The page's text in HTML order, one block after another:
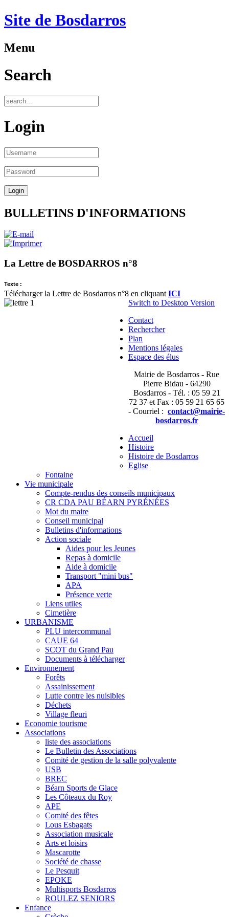
Site de Bosdarros
Menu
Search
Login
BULLETINS D'INFORMATIONS
La Lettre de BOSDARROS n°8
Texte :
Télécharger la Lettre de Bosdarros n°8 en cliquant ICI
Switch to Desktop Version
Contact
Rechercher
Plan
Mentions légales
Espace des élus
Mairie de Bosdarros - Rue
Pierre Bidau - 64290
Bosdarros - Tél. : 05 59 21
72 37 et Fax : 05 59 21 65 65
- Courriel : contact@mairie-
bosdarros.fr
Accueil
Histoire
Histoire de Bosdarros
Eglise
Fontaine
Vie municipale
Compte-rendus des conseils municipaux
CR CDA PAU BÉARN PYRÉNÉES
Mot du maire
Conseil municipal
Bulletins d'informations
Action sociale
Aides pour les Jeunes
Repas à domicile
Aide à domicile
Transport "mini bus"
APA
Présence verte
Liens utiles
Cimetière
URBANISME
PLU intercommunal
CAUE 64
SCOT du Grand Pau
Documents à télécharger
Environnement
Forêts
Assainissement
Lutte contre les nuisibles
Déchets
Village fleuri
Economie tourisme
Associations
liste des associations
Le Bulletin des Associations
Comité de gestion de la salle polyvalente
USB
BREC
Béarn Sports de Glace
Les Côteaux du Roy
APE
Comité des fêtes
Lous Esbagats
Association musicale
Arts et loisirs
Mascarotte
Société de chasse
Le Pesquit
EPOKE
Multisports Bosdarros
ROULEZ SENIORS
Enfance